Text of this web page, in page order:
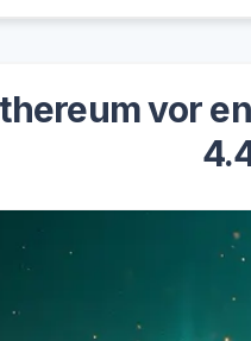
vor